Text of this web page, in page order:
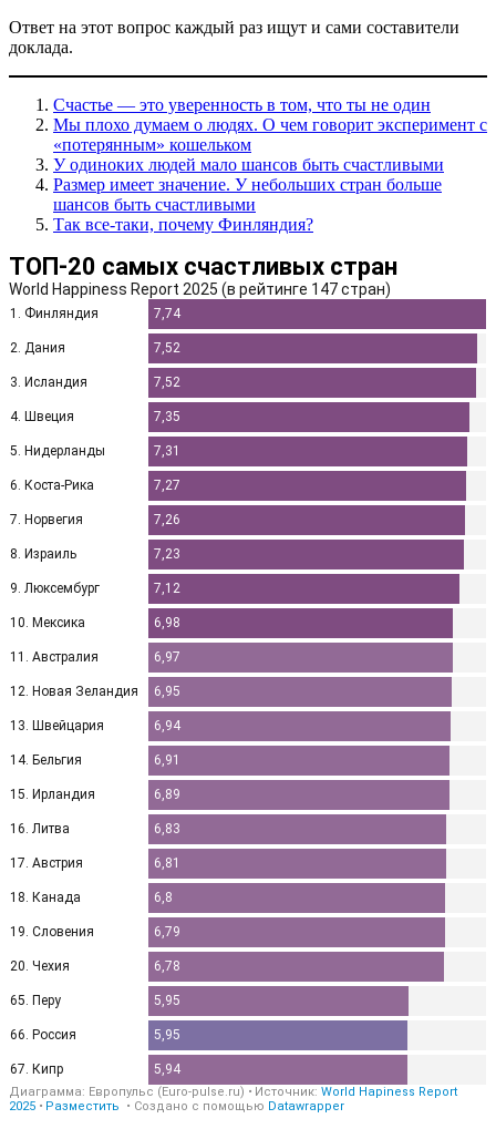
Ответ на этот вопрос каждый раз ищут и сами составители
доклада.
Счастье — это уверенность в том, что ты не один
Мы плохо думаем о людях. О чем говорит эксперимент с
«потерянным» кошельком
У одиноких людей мало шансов быть счастливыми
Размер имеет значение. У небольших стран больше
шансов быть счастливыми
Так все-таки, почему Финляндия?